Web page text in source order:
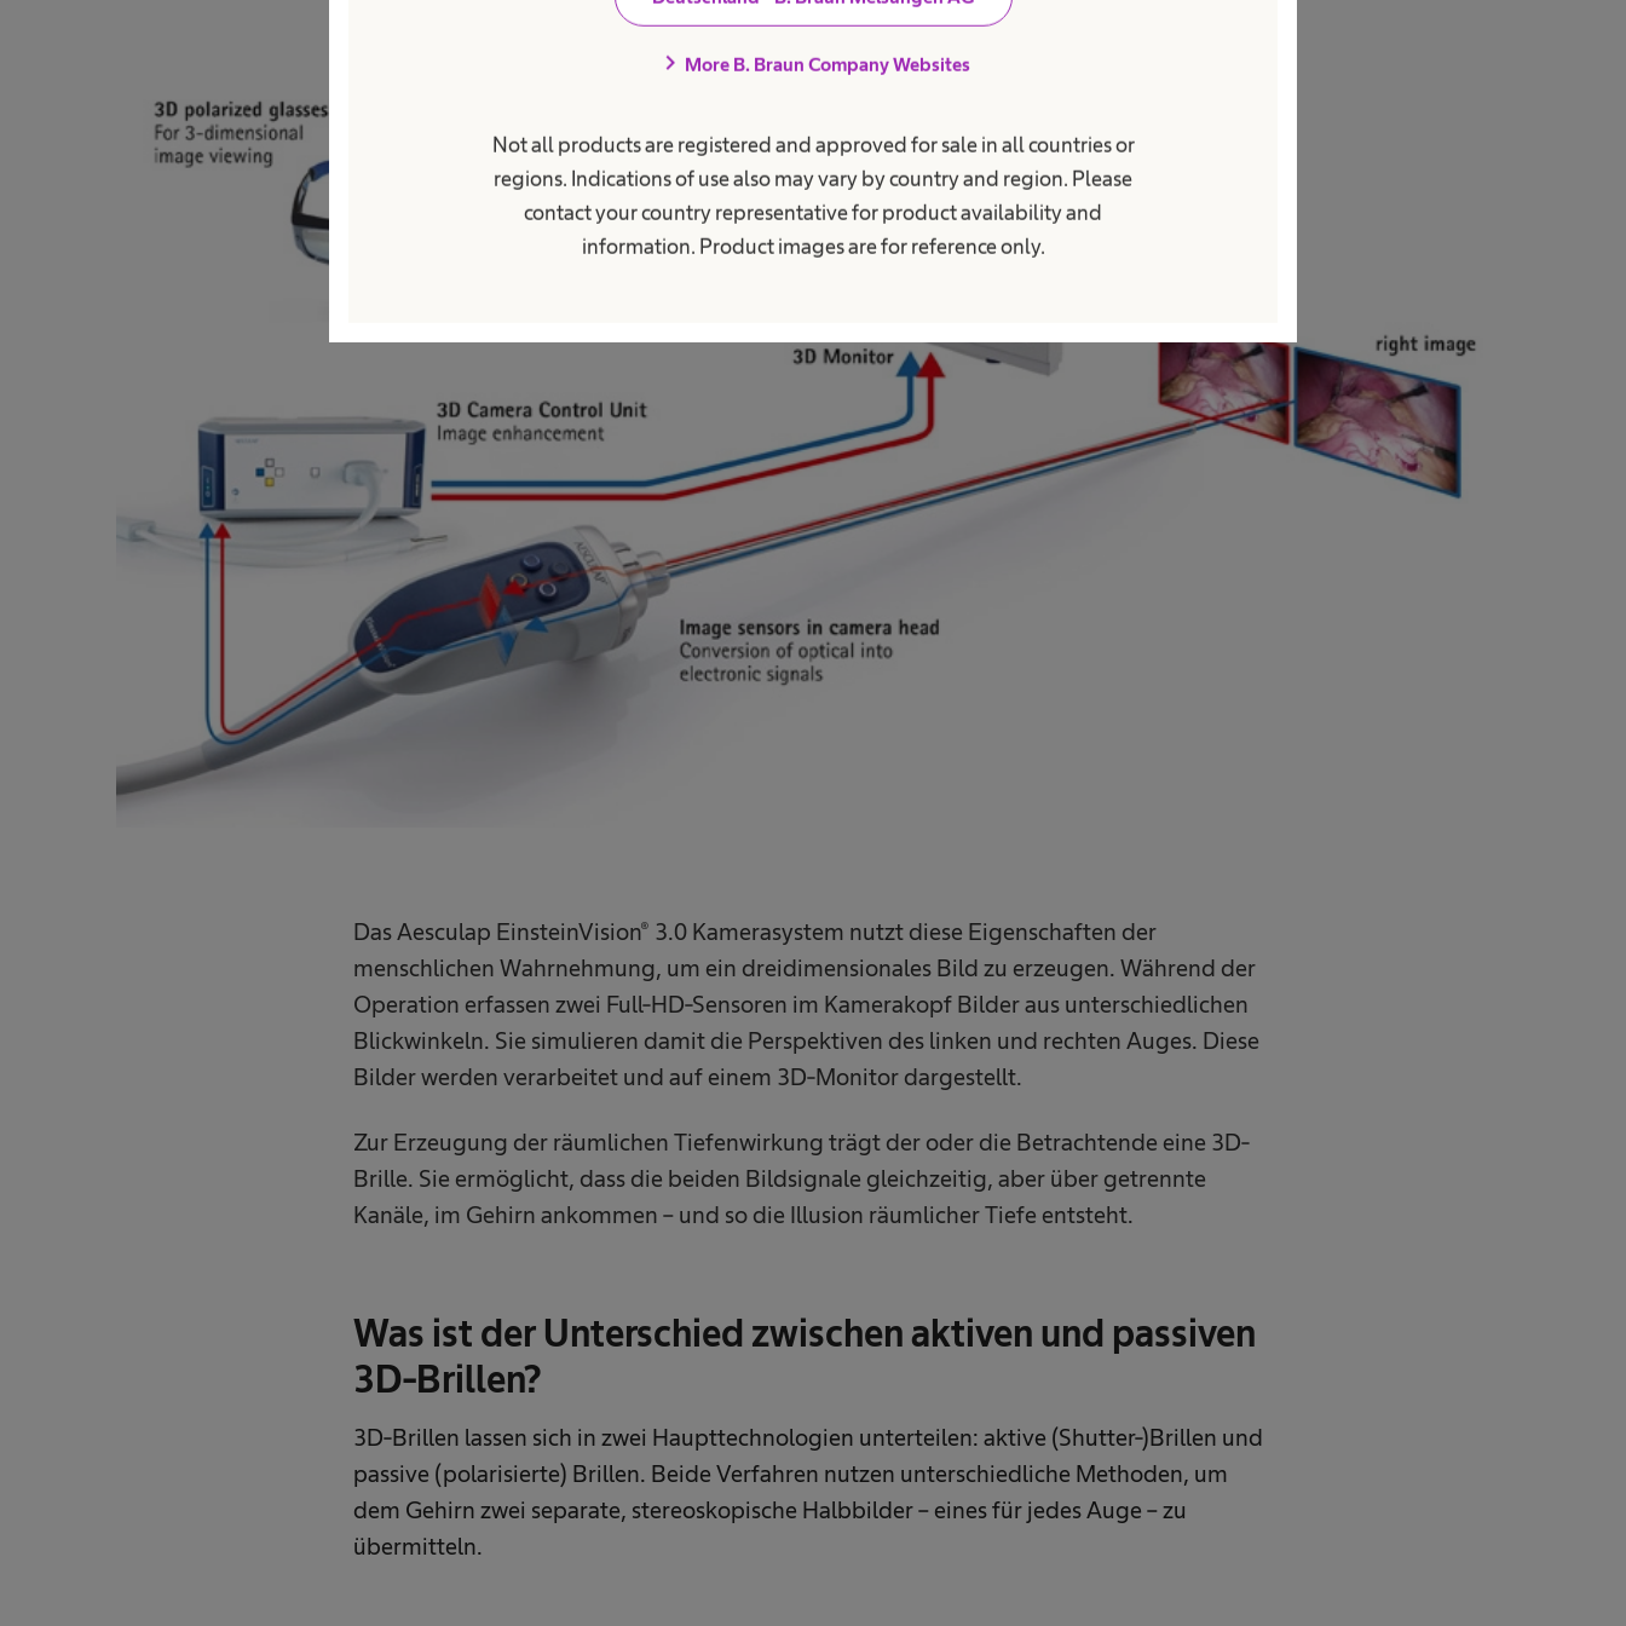
chevron_right More B. Braun Company Websites
Not all products are registered and approved for sale in all countries or
regions. Indications of use also may vary by country and region. Please
contact your country representative for product availability and
information. Product images are for reference only.
Das Aesculap EinsteinVision® 3.0 Kamerasystem nutzt diese Eigenschaften der
menschlichen Wahrnehmung, um ein dreidimensionales Bild zu erzeugen. Während der
Operation erfassen zwei Full-HD-Sensoren im Kamerakopf Bilder aus unterschiedlichen
Blickwinkeln. Sie simulieren damit die Perspektiven des linken und rechten Auges. Diese
Bilder werden verarbeitet und auf einem 3D-Monitor dargestellt.
Zur Erzeugung der räumlichen Tiefenwirkung trägt der oder die Betrachtende eine 3D-
Brille. Sie ermöglicht, dass die beiden Bildsignale gleichzeitig, aber über getrennte
Kanäle, im Gehirn ankommen – und so die Illusion räumlicher Tiefe entsteht.
Was ist der Unterschied zwischen aktiven und passiven
3D-Brillen?
3D-Brillen lassen sich in zwei Haupttechnologien unterteilen: aktive (Shutter-)Brillen und
passive (polarisierte) Brillen. Beide Verfahren nutzen unterschiedliche Methoden, um
dem Gehirn zwei separate, stereoskopische Halbbilder – eines für jedes Auge – zu
übermitteln.